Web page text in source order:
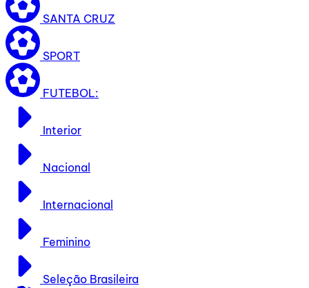
SANTA CRUZ
SPORT
FUTEBOL:
Interior
Nacional
Internacional
Feminino
Seleção Brasileira